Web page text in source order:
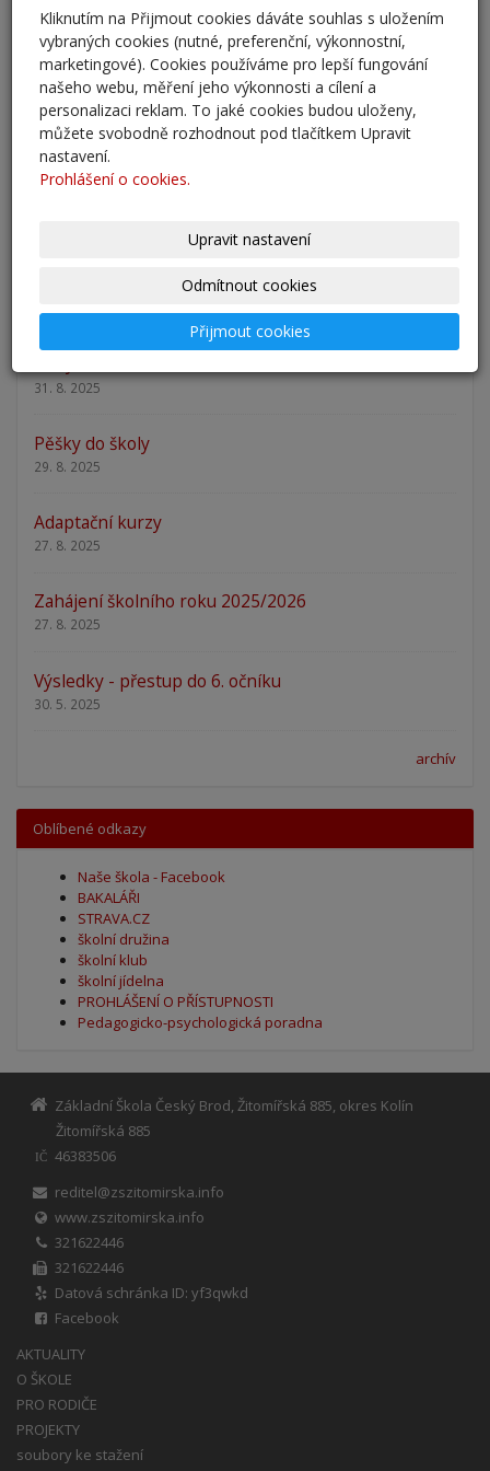
Přestup žáků do 6. ročníku na naši školu pro školní
rok 2026/202
25. 5. 2026
Odlišná organizace školního roku 2025/2026
27. 2. 2026
31. 8. 2025
Pěšky do školy
29. 8. 2025
Adaptační kurzy
27. 8. 2025
Zahájení školního roku 2025/2026
27. 8. 2025
Výsledky - přestup do 6. očníku
30. 5. 2025
archív
Oblíbené odkazy
Naše škola - Facebook
BAKALÁŘI
STRAVA.CZ
školní družina
školní klub
školní jídelna
PROHLÁŠENÍ O PŘÍSTUPNOSTI
Pedagogicko-psychologická poradna
Základní Škola Český Brod, Žitomířská 885, okres Kolín
Žitomířská 885
IČ
46383506
reditel@zszitomirska.info
www.zszitomirska.info
321622446
321622446
Datová schránka ID: yf3qwkd
Facebook
AKTUALITY
O ŠKOLE
PRO RODIČE
PROJEKTY
soubory ke stažení
Kliknutím na Přijmout cookies dáváte souhlas s uložením
vybraných cookies (nutné, preferenční, výkonnostní,
marketingové). Cookies používáme pro lepší fungování
našeho webu, měření jeho výkonnosti a cílení a
personalizaci reklam. To jaké cookies budou uloženy,
můžete svobodně rozhodnout pod tlačítkem Upravit
nastavení.
Prohlášení o cookies.
Upravit nastavení
Odmítnout cookies
Přijmout cookies